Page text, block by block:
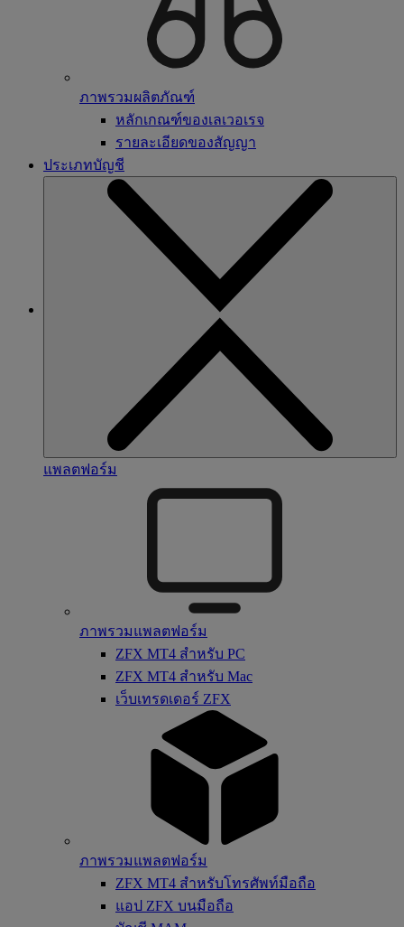
ภาพรวมผลิตภัณฑ์
หลักเกณฑ์ของเลเวอเรจ
รายละเอียดของสัญญา
ประเภทบัญชี
แพลตฟอร์ม
ภาพรวมแพลตฟอร์ม
ZFX MT4 สำหรับ PC
ZFX MT4 สำหรับ Mac
เว็บเทรดเดอร์ ZFX
ภาพรวมแพลตฟอร์ม
ZFX MT4 สำหรับโทรศัพท์มือถือ
แอป ZFX บนมือถือ